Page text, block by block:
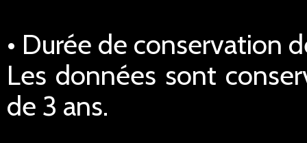
• Durée de conservation
Les données sont
de 3 ans.